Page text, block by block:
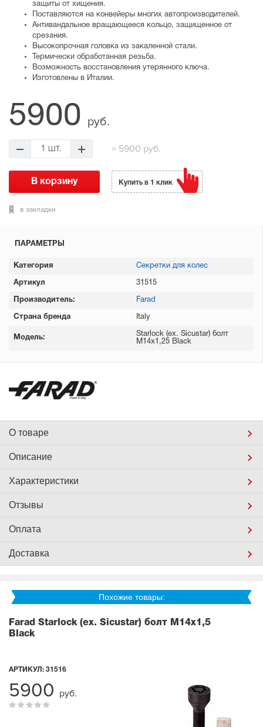
защиты от хищения.
Поставляются на конвейеры многих автопроизводителей.
Антивандальное вращающееся кольцо, защищенное от
срезания.
Высокопрочная головка из закаленной стали.
Термически обработанная резьба.
Возможность восстановления утерянного ключа.
Изготовлены в Италии.
5900 руб.
= 5900 руб.
в закладки
Купить в 1 клик
ПАРАМЕТРЫ
Категория Секретки для колес
Артикул 31515
Производитель: Farad
Страна бренда Italy
Модель:
Starlock (ex. Sicustar) болт
М14x1,25 Black
О товаре
Описание
Характеристики
Отзывы
Оплата
Доставка
Похожие товары:
Farad Starlock (ex. Sicustar) болт М14x1,5
Black
АРТИКУЛ: 31516
5900 руб.